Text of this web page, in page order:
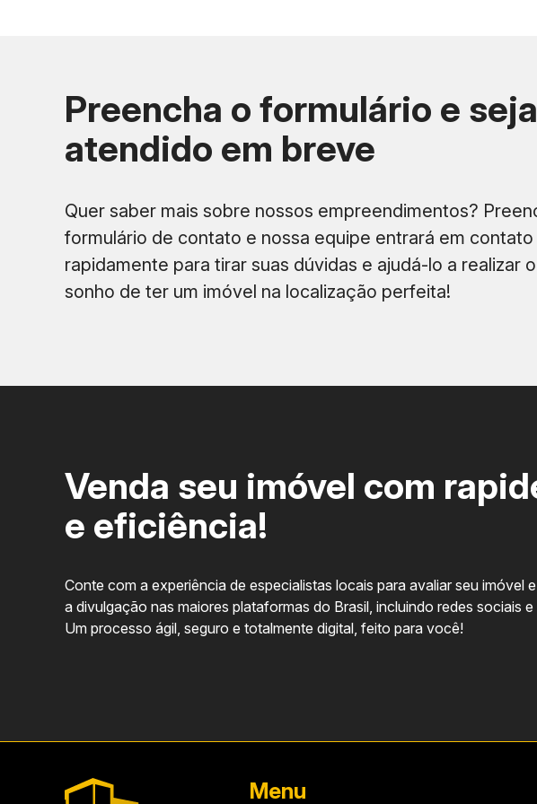
Modalidade
Pagamento à vista
Ideal
Financiamento bancário
ITBI (estimado) De R$
Pour Toi Restaurante
Preencha o formulário e seja
atendido em breve
Quer saber mais sobre nossos empreendimentos?
formulário de contato e nossa equipe entrará em contato
rapidamente para tirar suas dúvidas e ajudá-lo a realizar o
sonho de ter um imóvel na localização perfeita!
Venda seu imóvel com
e eficiência!
Conte com a experiência de especialistas locais para avaliar seu imóvel
a divulgação nas maiores plataformas do Brasil, incluindo redes sociais e
Um processo ágil, seguro e totalmente digital, feito para você!
Menu